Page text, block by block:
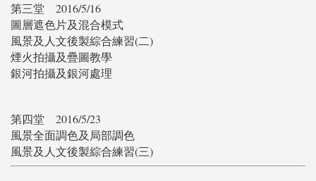
第三堂
2016/5/16
圖層遮色片及混合模式
風景及人文後製綜合練習(二)
煙火拍攝及疊圖教學
銀河拍攝及銀河處理
第四堂
2016/5/23
風景全面調色及局部調色
風景及人文後製綜合練習(三)